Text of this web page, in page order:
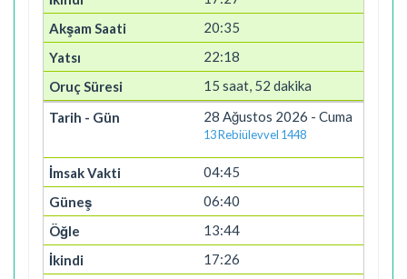
20:35
22:18
15 saat, 52 dakika
28 Ağustos 2026 - Cuma
13 Rebiülevvel 1448
04:45
06:40
13:44
17:26